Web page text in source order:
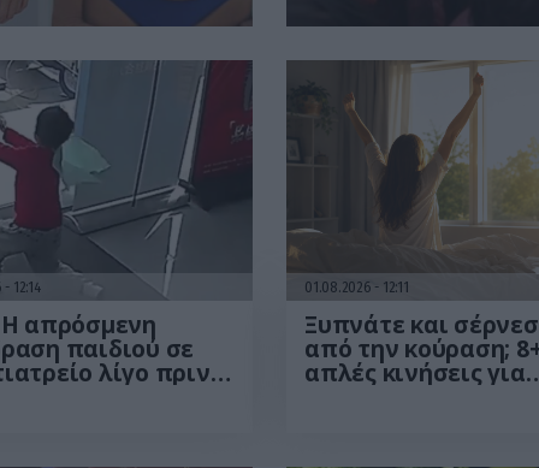
12:14
Η απρόσμενη
παιδιού σε
λίγο πριν
01.08.2026 12:11
Ξυπνάτε και
από την κούραση;
απλές κινήσεις για